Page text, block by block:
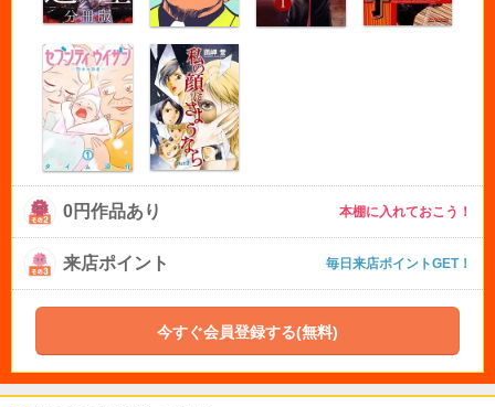
0円作品あり 本棚に入れておこう！
来店ポイント 毎日来店ポイントGET！
今すぐ会員登録する(無料)